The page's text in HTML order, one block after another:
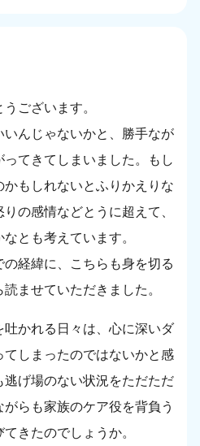
ございます。
んじゃないかと、勝手なが
てきてしまいました。もし
もしれないとふりかえりな
の感情などとうに超えて、
とも考えています。
経緯に、こちらも身を切る
ませていただきました。
かれる日々は、心に深いダ
てしまったのではないかと感
逃げ場のない状況をただただ
らも家族のケア役を背負う
きたのでしょうか。